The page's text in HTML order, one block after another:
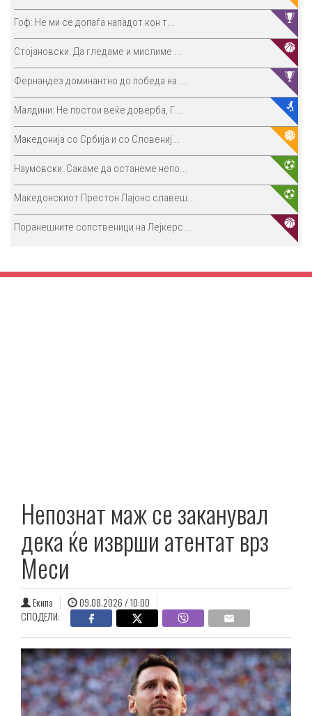
Гоф: Не ми се допаѓа нападот кон т...
Стојановски: Да гледаме и мислиме ...
Фернандез доминантно до победа на ...
Малдини: Не постои веќе доверба, Г...
Македонија со Србија и со Словениј...
Наумовски: Сакаме да останеме непо...
Македонскиот Престон Лајонс славеш...
Поранешните сопственици на Лејкерс...
Непознат маж се заканувал
дека ќе изврши атентат врз
Меси
Екипа
09.08.2026 / 10:00
СПОДЕЛИ: